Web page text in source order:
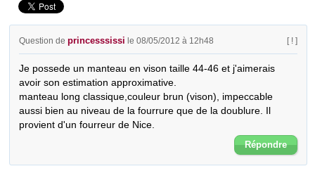
Question deprincesssissi le 08/05/2012 à 12h48 [ ! ]
Je possede un manteau en vison taille 44-46 et j'aimerais
avoir son estimation approximative.
manteau long classique,couleur brun (vison), impeccable
aussi bien au niveau de la fourrure que de la doublure. Il
provient d'un fourreur de Nice.
Répondre